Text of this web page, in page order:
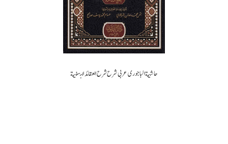
حاشیة الباجوری عربی شرح شرح العقائد النسفية